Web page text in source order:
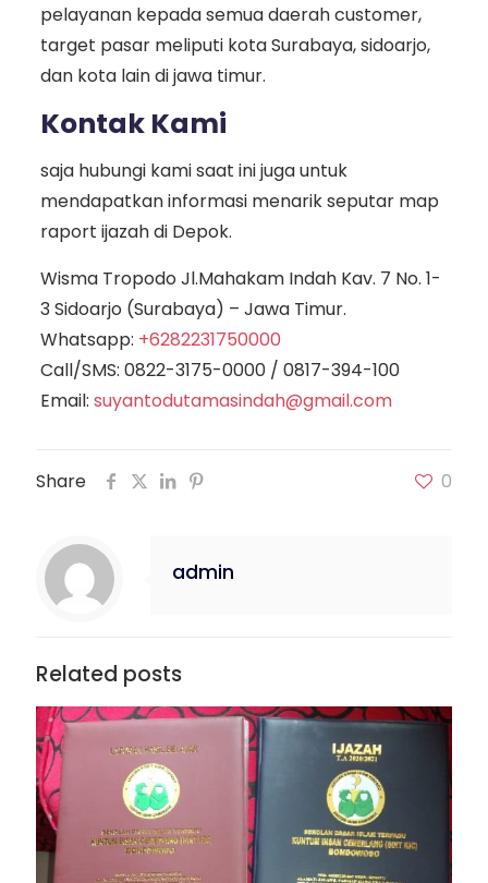
pelayanan kepada semua daerah customer,
target pasar meliputi kota Surabaya, sidoarjo,
dan kota lain di jawa timur.
Kontak Kami
saja hubungi kami saat ini juga untuk
mendapatkan informasi menarik seputar map
raport ijazah di Depok.
Wisma Tropodo Jl.Mahakam Indah Kav. 7 No. 1-
3 Sidoarjo (Surabaya) – Jawa Timur.
Whatsapp: +6282231750000
Call/SMS: 0822-3175-0000/ 0817-394-100
Email: suyantodutamasindah@gmail.com
Share 0
admin
Related posts